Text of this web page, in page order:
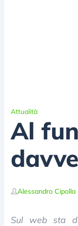
Attualità
Al
Alessandro Cipolla
Sul web sta